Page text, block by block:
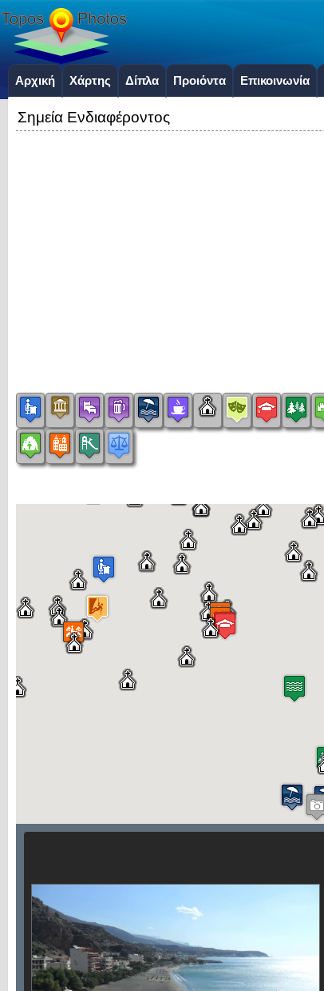
Αρχική Χάρτης Δίπλα Προιόντα Επικοινωνία
Σημεία Ενδιαφέροντος